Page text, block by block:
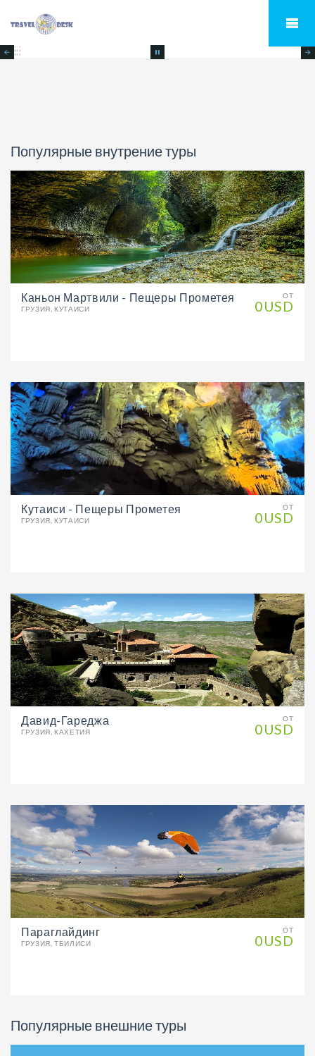
TEST 1
Популярные внутрение туры
ОТ
0USD
Каньон Мартвили - Пещеры Прометея
ГРУЗИЯ, КУТАИСИ
ОТ
0USD
Кутаиси - Пещеры Прометея
ГРУЗИЯ, КУТАИСИ
ОТ
0USD
Давид-Гареджа
ГРУЗИЯ, КАХЕТИЯ
ОТ
0USD
Параглайдинг
ГРУЗИЯ, ТБИЛИСИ
Популярные внешние туры